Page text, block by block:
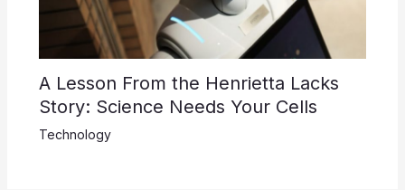
A Lesson From the Henrietta Lacks
Story: Science Needs Your Cells
Technology